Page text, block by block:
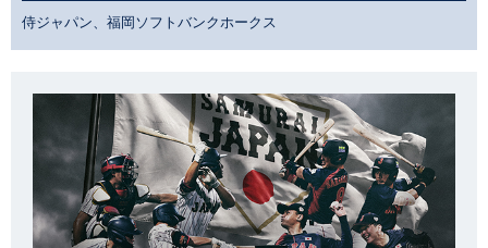
侍ジャパン、福岡ソフトバンクホークス